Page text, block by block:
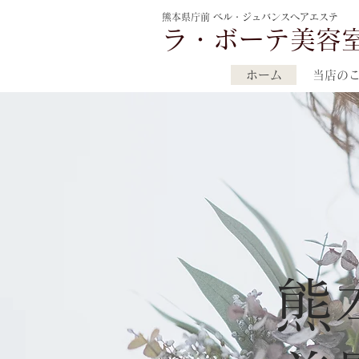
熊本県庁前 ベル・ジュバンスヘアエステ
ラ・ボーテ美容
ホーム 当店の
熊